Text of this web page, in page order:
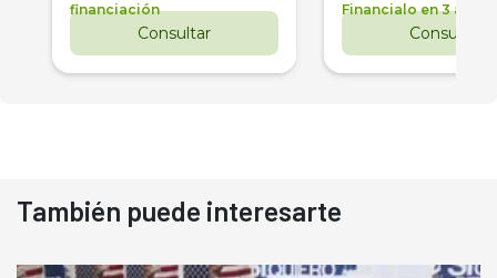
financiación
Consultar
Financialo en 3 años
Consultar
También puede interesarte